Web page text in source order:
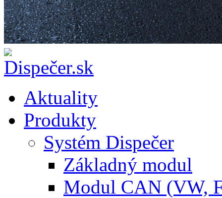
Aktuality
Produkty
Systém Dispečer
Základný modul
Modul CAN (VW,